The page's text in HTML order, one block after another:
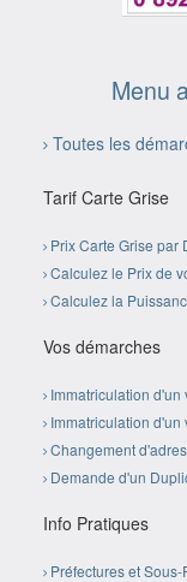
Menu
Toutes les
Tarif Carte Grise
Prix Carte Grise par
Calculez le Prix de
Calculez la
Vos démarches
Immatriculation d'un
Immatriculation
Changement
Demande d'un
Info Pratiques
Préfectures et